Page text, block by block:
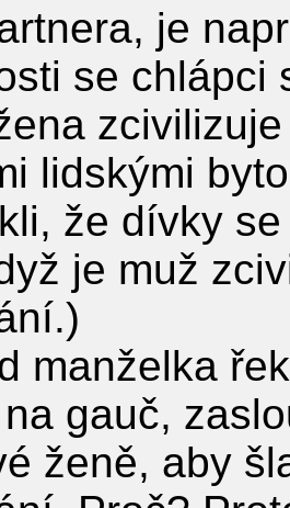
je
se chlápci
lidskými
že dívky
je muž
manželka
gauč,
ženě, aby